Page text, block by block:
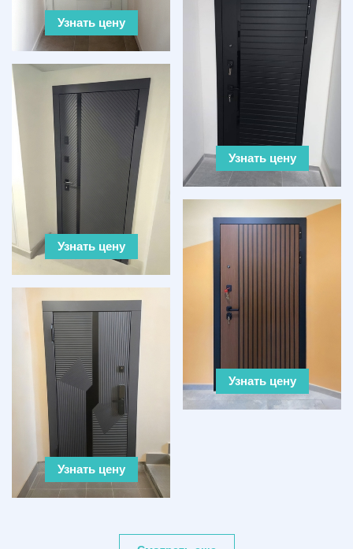
Узнать цену
Узнать цену
Узнать цену
Узнать цену
Узнать цену